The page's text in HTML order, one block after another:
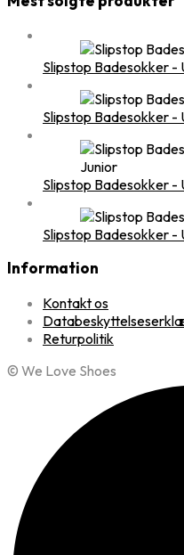
Slipstop Badesokker -
Slipstop Badesokker -
Slipstop Badesokker -
Slipstop Badesokker -
Information
Kontakt os
Returpolitik
© We Love Shoes